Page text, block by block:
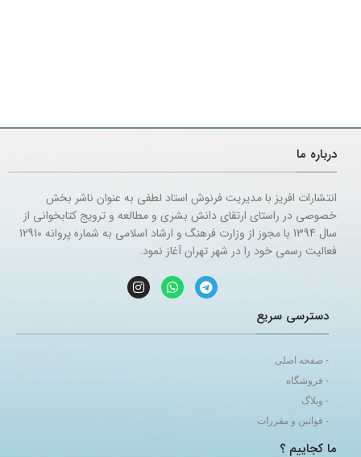
درباره ما
انتشارات افریز با مدیریت فرنوش استاد لطفی به عنوان ناشر بخش
خصوصی در راستای ارتقای دانش بشری و مطالعه و ترویج کتابخوانی از
سال 1394 با مجوز از وزارت فرهنگ و ارشاد اسلامی به شماره پروانه 12910
فعالیت رسمی خود را در شهر تهران آغاز نمود.
دسترسی سریع
- صفحه اصلی
- فروشگاه
- وبلاگ
- قوانین و مقررات
ما کجاییم ؟